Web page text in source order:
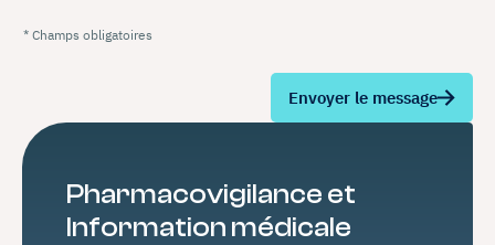
* Champs obligatoires
Envoyer le message
Pharmacovigilance et
Information médicale